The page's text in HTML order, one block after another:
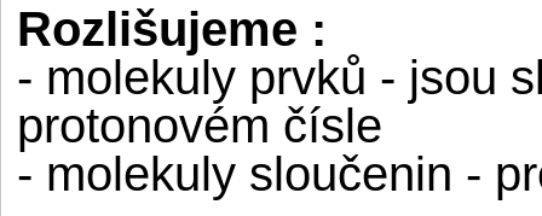
Rozlišujeme :
- molekuly prvků - jsou
protonovém čísle
- molekuly sloučenin -